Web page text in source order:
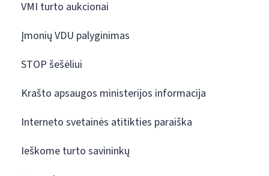
VMI turto aukcionai
Įmonių VDU palyginimas
STOP šešėliui
Krašto apsaugos ministerijos informacija
Interneto svetainės atitikties paraiška
Ieškome turto savininkų